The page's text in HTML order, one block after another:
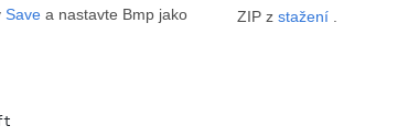
Save a nastavte Bmp jako
ZIP z stažení